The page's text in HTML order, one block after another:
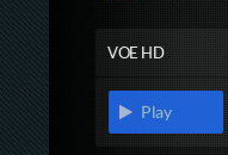
VOE HD
Play